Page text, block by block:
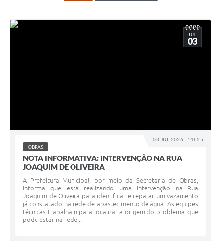
Conheça Delfim Moreira
JORNADA DO PATRIMÔNIO
Requerimento
Arquivos para Download
Links
03 JUL 2026 - 14h25
JUL
03
OBRAS
NOTA INFORMATIVA: INTERVENÇÃO NA RUA
JOAQUIM DE OLIVEIRA
A Prefeitura Municipal, por meio da Secretaria de Obras,
informa que está realizando uma intervenção na Rua
Joaquim de Oliveira para identificar e reparar um vazamento
já constatado na rede de abastecimento de água. As equipes
técnicas trabalham para localizar a origem do problema, que
pode estar na rede...